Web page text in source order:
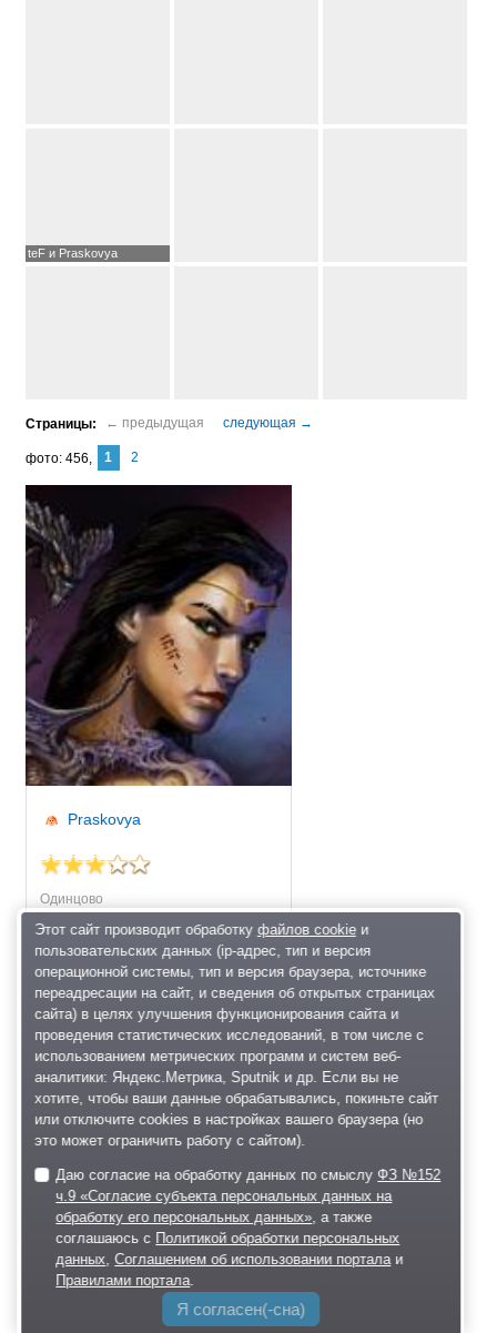
teF и Praskovya
фото 456 1 2
Praskovya
Одинцово
на сайте 31.07.2026 17:02
Блог(42)
Фото(456)
Добавить в друзья
Написать Praskovya
Пра миня
Творчиства: маё и ниочень (10)
Внеклассное чтение
Акция: Помощь Ветеранам. (Завершение)
Этот сайт производит обработку файлов cookieи
пользовательских данных (ip-адрес, тип и версия
операционной системы, тип и версия браузера, источнике
переадресации на сайт, и сведения об открытых страницах
сайта) в целях улучшения функционирования сайта и
проведения статистических исследований, в том числе с
использованием метрических программ и систем веб-
аналитики: Яндекс.Метрика, Sputnik и др. Если вы не
хотите, чтобы ваши данные обрабатывались, покиньте сайт
или отключите cookies в настройках вашего браузера (но
это может ограничить работу с сайтом).
Даю согласие на обработку данных по смыслуФЗ №152
ч.9 «Согласие субъекта персональных данных на
обработку его персональных данных», а также
соглашаюсь с Политикой обработки персональных
данных ,Соглашением об использовании портала и
Правилами портала
Я согласен(-сна)